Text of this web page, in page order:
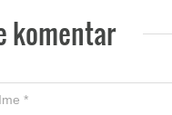
komentar